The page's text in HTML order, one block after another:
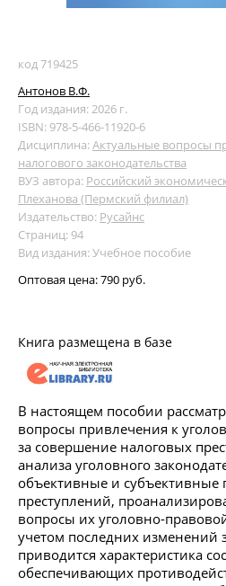
код 719425
Антонов В.Ф.
Год издания: 2026 г.
ISBN: 978-5-466-11920-6
Дисциплина:Актуальные вопросы
налогового законодательства
ВУЗ автора: Российский
Плеханова (Пермский филиал)
Издательство: Русайнс
Страниц: 94
Вид издания: Учебное пособие
Оптовая цена:790 руб.
Книга размещена в базе
В настоящем пособии
вопросы привлечения к
за совершение налоговых
анализа уголовного
объективные и субъективные
преступлений,
вопросы их уголовно-
учетом последних изменений
приводится характеристика
обеспечивающих